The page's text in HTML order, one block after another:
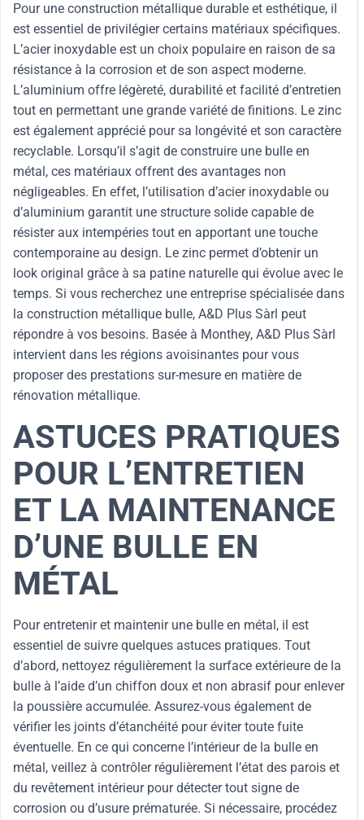
Pour une construction métallique durable et esthétique, il
est essentiel de privilégier certains matériaux spécifiques.
L’acier inoxydable est un choix populaire en raison de sa
résistance à la corrosion et de son aspect moderne.
L’aluminium offre légèreté, durabilité et facilité d’entretien
tout en permettant une grande variété de finitions. Le zinc
est également apprécié pour sa longévité et son caractère
recyclable. Lorsqu’il s’agit de construire une bulle en
métal, ces matériaux offrent des avantages non
négligeables. En effet, l’utilisation d’acier inoxydable ou
d’aluminium garantit une structure solide capable de
résister aux intempéries tout en apportant une touche
contemporaine au design. Le zinc permet d’obtenir un
look original grâce à sa patine naturelle qui évolue avec le
temps. Si vous recherchez une entreprise spécialisée dans
la construction métallique bulle, A&D Plus Sàrl peut
répondre à vos besoins. Basée à Monthey, A&D Plus Sàrl
intervient dans les régions avoisinantes pour vous
proposer des prestations sur-mesure en matière de
rénovation métallique.
ASTUCES PRATIQUES
POUR L’ENTRETIEN
ET LA MAINTENANCE
D’UNE BULLE EN
MÉTAL
Pour entretenir et maintenir une bulle en métal, il est
essentiel de suivre quelques astuces pratiques. Tout
d’abord, nettoyez régulièrement la surface extérieure de la
bulle à l’aide d’un chiffon doux et non abrasif pour enlever
la poussière accumulée. Assurez-vous également de
vérifier les joints d’étanchéité pour éviter toute fuite
éventuelle. En ce qui concerne l’intérieur de la bulle en
métal, veillez à contrôler régulièrement l’état des parois et
du revêtement intérieur pour détecter tout signe de
corrosion ou d’usure prématurée. Si nécessaire, procédez